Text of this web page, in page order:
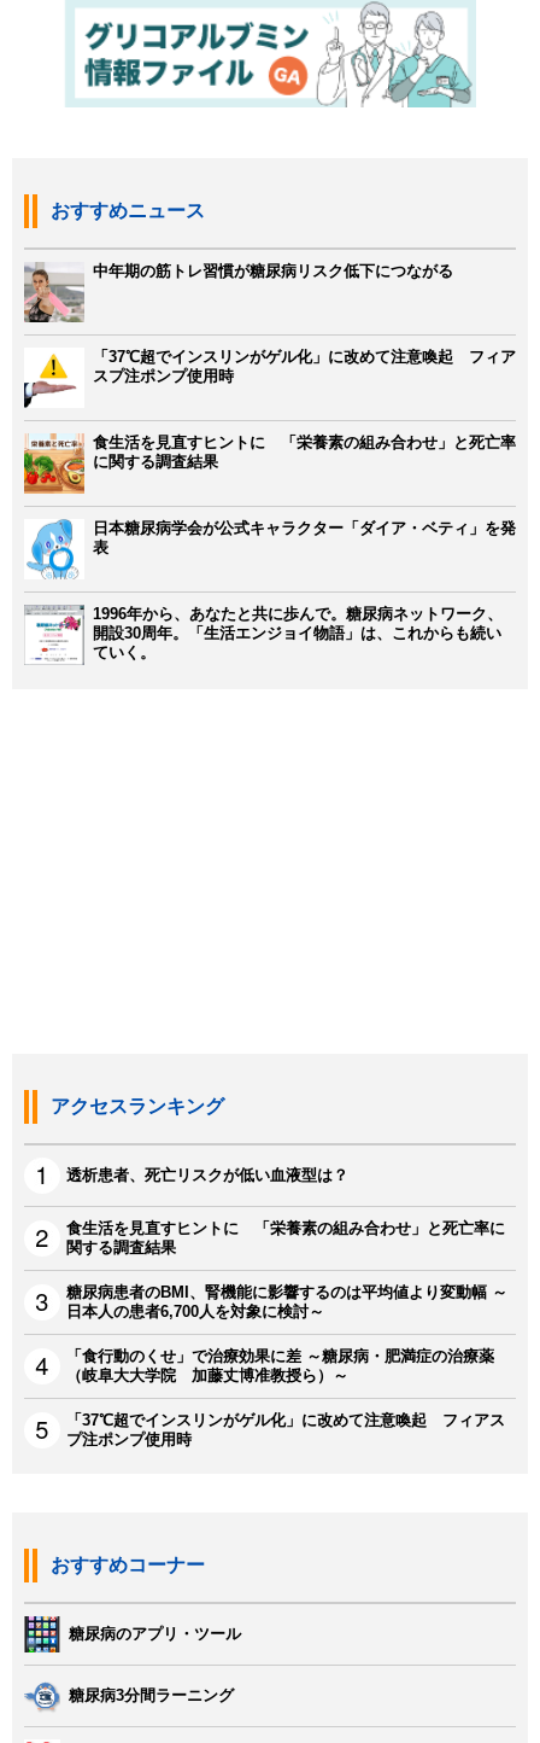
おすすめニュース
中年期の筋トレ習慣が糖尿病リスク低下につながる
「37℃超でインスリンがゲル化」に改めて注意喚起 フィア
スプ注ポンプ使用時
食生活を見直すヒントに 「栄養素の組み合わせ」と死亡率
に関する調査結果
日本糖尿病学会が公式キャラクター「ダイア・ベティ」を発
表
1996年から、あなたと共に歩んで。糖尿病ネットワーク、
開設30周年。「生活エンジョイ物語」は、これからも続い
ていく。
アクセスランキング
透析患者、死亡リスクが低い血液型は？
食生活を見直すヒントに 「栄養素の組み合わせ」と死亡率に
関する調査結果
糖尿病患者のBMI、腎機能に影響するのは平均値より変動幅 ～
日本人の患者6,700人を対象に検討～
「食行動のくせ」で治療効果に差 ～糖尿病・肥満症の治療薬
（岐阜大大学院 加藤丈博准教授ら）～
「37℃超でインスリンがゲル化」に改めて注意喚起 フィアス
プ注ポンプ使用時
おすすめコーナー
糖尿病のアプリ・ツール
糖尿病3分間ラーニング